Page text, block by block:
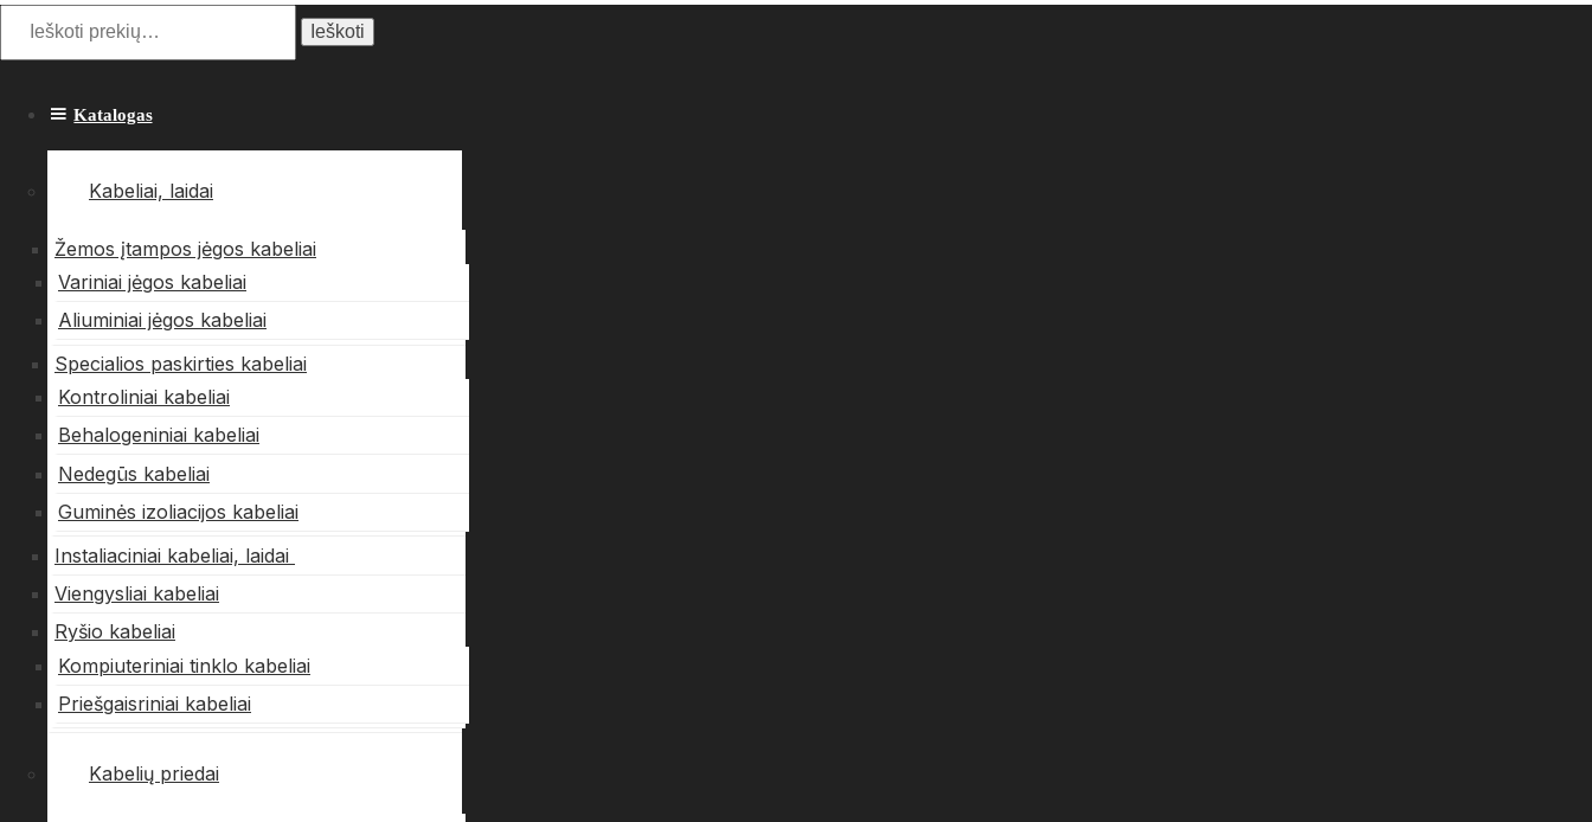
Ieškoti:
Ieškoti
Katalogas
Kabeliai, laidai
Žemos įtampos jėgos kabeliai
Variniai jėgos kabeliai
Aliuminiai jėgos kabeliai
Specialios paskirties kabeliai
Kontroliniai kabeliai
Behalogeniniai kabeliai
Nedegūs kabeliai
Guminės izoliacijos kabeliai
Instaliaciniai kabeliai, laidai
Viengysliai kabeliai
Ryšio kabeliai
Kompiuteriniai tinklo kabeliai
Priešgaisriniai kabeliai
Kabelių priedai